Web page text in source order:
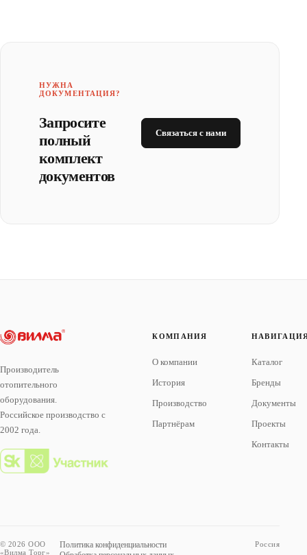
НУЖНА
ДОКУМЕНТАЦИЯ?
Запросите
полный
комплект
документов
Связаться с нами
Производитель
отопительного
оборудования.
Российское производство с
2002 года.
КОМПАНИЯ
О компании
История
Производство
Партнёрам
Каталог
Бренды
Документы
Проекты
Контакты
© 2026 ООО
«Вилма Торг»
Политика конфиденциальности
Россия